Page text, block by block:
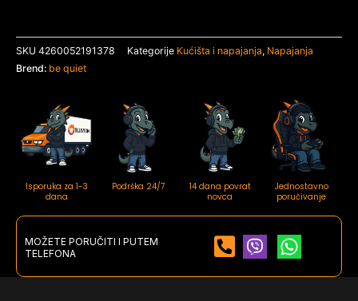
SKU 4260052191378 Kategorije Kućišta i napajanja, Napajanja
Brend: be quiet
Isporuka za 1-3
dana
Podrška 24/7
14 dana povrat
novca
Jednostavno
poručivanje
MOŽETE PORUČITI I PUTEM
TELEFONA